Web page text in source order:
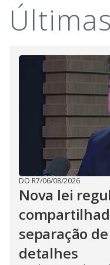
Últimas
DO R7/06/08/2026
Nova lei
separação
detalhes